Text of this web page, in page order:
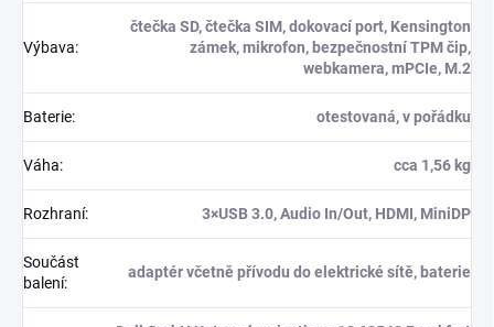
Výbava:
čtečka SD, čtečka SIM, dokovací port, Kensington
zámek, mikrofon, bezpečnostní TPM čip,
webkamera, mPCIe, M.2
Baterie: otestovaná, v pořádku
Váha: cca 1,56 kg
Rozhraní: 3×USB 3.0, Audio In/Out, HDMI, MiniDP
Součást
balení:
adaptér včetně přívodu do elektrické sítě, baterie